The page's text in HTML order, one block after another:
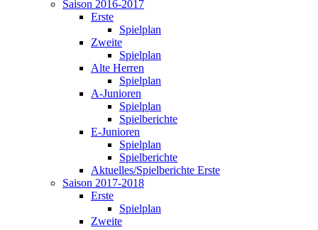
Saison 2016-2017
Erste
Spielplan
Zweite
Spielplan
Alte Herren
Spielplan
A-Junioren
Spielplan
Spielberichte
E-Junioren
Spielplan
Spielberichte
Aktuelles/Spielberichte Erste
Saison 2017-2018
Erste
Spielplan
Zweite